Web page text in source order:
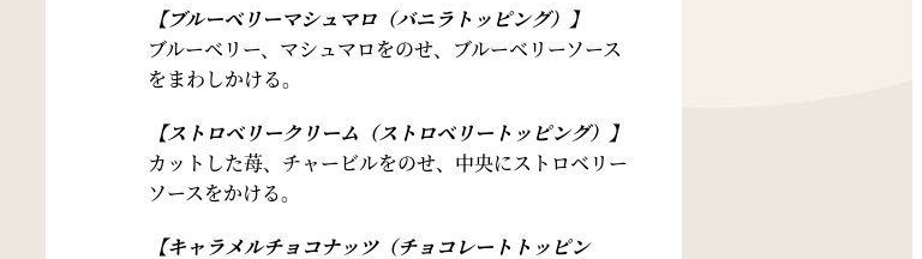
【ブルーベリーマシュマロ（バニラトッピング）】
ブルーベリー、マシュマロをのせ、ブルーベリーソース
をまわしかける。
【ストロベリークリーム（ストロベリートッピング）】
カットした苺、チャービルをのせ、中央にストロベリー
ソースをかける。
【キャラメルチョコナッツ（チョコレートトッピン